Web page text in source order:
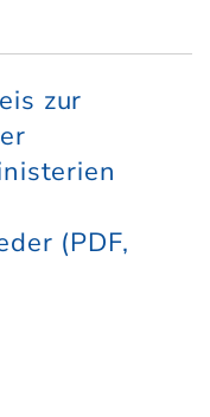
zur
(PDF,